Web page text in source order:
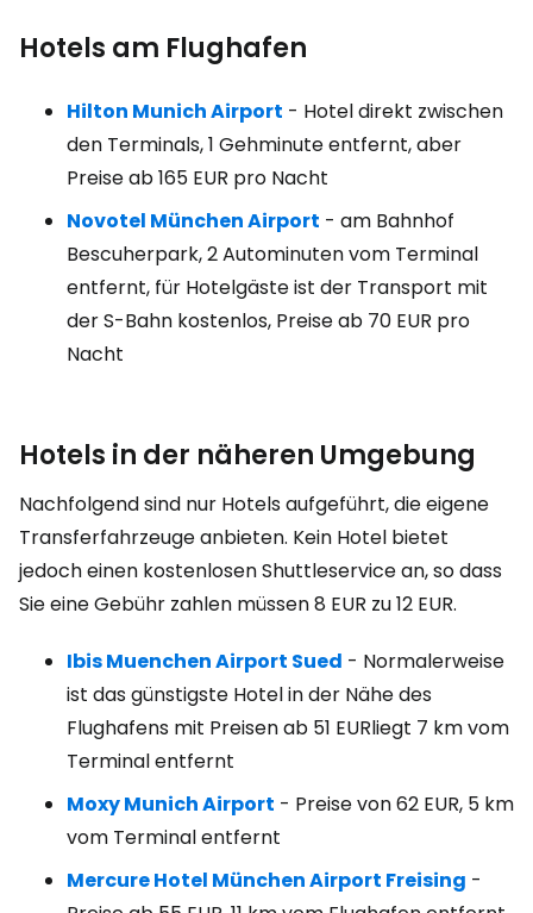
Hotels am Flughafen
Hilton Munich Airport - Hotel direkt zwischen
den Terminals, 1 Gehminute entfernt, aber
Preise ab165 EUR pro Nacht
Novotel München Airport - am Bahnhof
Bescuherpark, 2 Autominuten vom Terminal
entfernt, für Hotelgäste ist der Transport mit
der S-Bahn kostenlos, Preise ab 70 EUR pro
Nacht
Hotels in der näheren Umgebung
Nachfolgend sind nur Hotels aufgeführt, die eigene
Transferfahrzeuge anbieten. Kein Hotel bietet
jedoch einen kostenlosen Shuttleservice an, so dass
Sie eine Gebühr zahlen müssen8 EUR zu12 EUR.
Ibis Muenchen Airport Sued - Normalerweise
ist das günstigste Hotel in der Nähe des
Flughafens mit Preisen ab 51 EURliegt 7 km vom
Terminal entfernt
Moxy Munich Airport - Preise von62 EUR, 5 km
vom Terminal entfernt
Mercure Hotel München Airport Freising -